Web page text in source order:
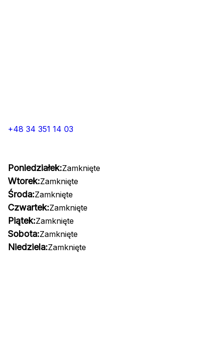
+48 34 351 14 03
Poniedziałek:Zamknięte
Wtorek:Zamknięte
Środa:Zamknięte
Czwartek:Zamknięte
Piątek:Zamknięte
Sobota:Zamknięte
Niedziela:Zamknięte